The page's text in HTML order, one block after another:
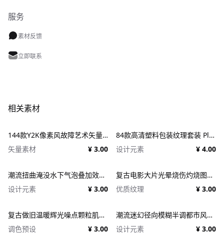
服务
素材反馈
立即联系
相关素材
144款Y2K像素风故障艺术矢量元素 Dithering Bitmap Vector Shapes Collection
矢量素材
¥ 3.00
84款高清塑料包装纹理套装 Plastic Textures
设计元素
¥ 4.00
潮流扭曲淹没水下气泡叠加效果照片人像修图PS特效滤镜插件样机 Deluge Underwater Photo Effect
设计元素
¥ 3.00
复古电影大片光晕烧伤灼烧图片照片后期处理特效PSD样机 Light Leaks Overlays Template
优质纹理
¥ 3.00
复古做旧温暖辉光噪点颗粒肌理人像图像修图PS特效滤镜插件样机模板+LUT调色预设 EFCO LOOKS: VERSION 1.0
调色预设
¥ 3.00
潮流迷幻径向模糊半调都市风人像图像PS修图特效滤镜样机模板 Halftone Spinning Blur Photo Effect
设计元素
¥ 3.00